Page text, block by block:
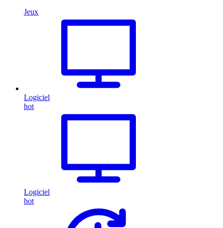
Jeux
Logiciel
hot
Logiciel
hot